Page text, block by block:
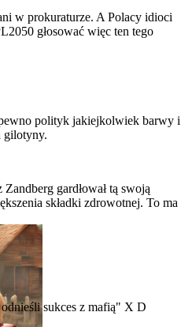
w prokuraturze. A Polacy idioci
głosować więc ten tego
polityk jakiejkolwiek barwy i
gilotyny.
gardłował tą swoją
składki zdrowotnej. To ma
sukces z mafią" X D